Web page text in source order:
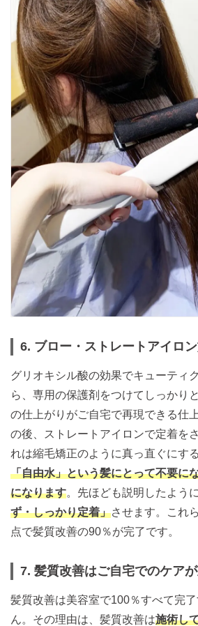
6. ブロー・ストレートアイロ
グリオキシル酸の効果でキューティ
ら、専用の保護剤をつけてしっかり
の仕上がりがご自宅で再現できる仕
の後、ストレートアイロンで定着を
れは縮毛矯正のように真っ直ぐにす
「自由水」という髪にとって不要に
になります。先ほども説明したように
ず・しっかり定着」させます。これ
点で髪質改善の90％が完了です。
7. 髪質改善はご自宅でのケア
髪質改善は美容室で100％すべて完
ん。その理由は、髪質改善は施術し